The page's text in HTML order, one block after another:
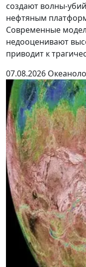
создают волны-
нефтяным
Современные
недооценивают
приводит к
07.08.2026